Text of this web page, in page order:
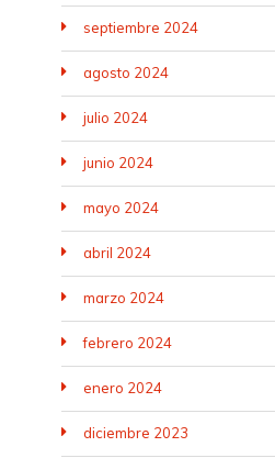
septiembre 2024
agosto 2024
julio 2024
junio 2024
mayo 2024
abril 2024
marzo 2024
febrero 2024
enero 2024
diciembre 2023